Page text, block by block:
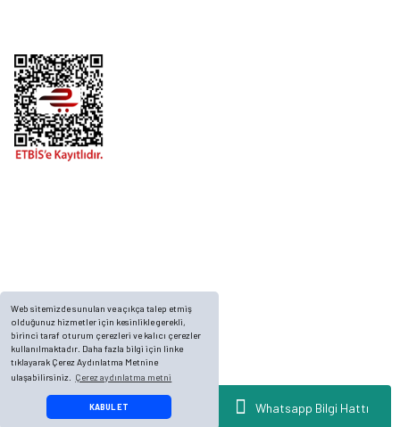
Web sitemizde sunulan ve açıkça talep etmiş
olduğunuz hizmetler için kesinlikle gerekli,
birinci taraf oturum çerezleri ve kalıcı çerezler
kullanılmaktadır. Daha fazla bilgi için linke
tıklayarak Çerez Aydınlatma Metnine
ulaşabilirsiniz.
Çerez aydınlatma metni
KABUL ET Whatsapp Bilgi Hattı
© 2023, ECKMARİNE.COM - Tüm Hakları Saklıdır.